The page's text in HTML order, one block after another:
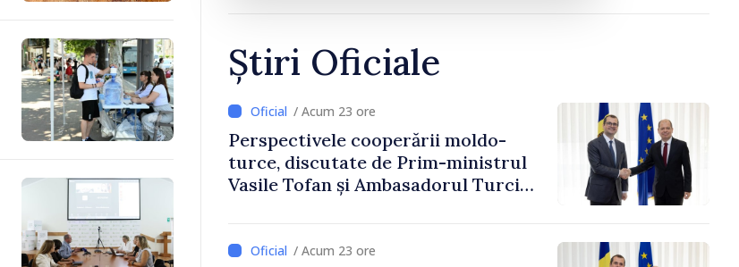
Știri Oficiale
/ Acum 23 ore
Perspectivele cooperării moldo-
turce, discutate de Prim-ministrul
Vasile Tofan și Ambasadorul Turciei,
/ Acum 23 ore